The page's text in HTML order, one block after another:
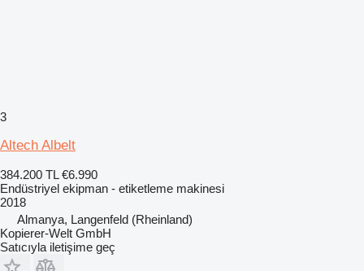
3
Altech Albelt
384.200 TL €6.990
Endüstriyel ekipman - etiketleme makinesi
2018
Almanya, Langenfeld (Rheinland)
Kopierer-Welt GmbH
Satıcıyla iletişime geç